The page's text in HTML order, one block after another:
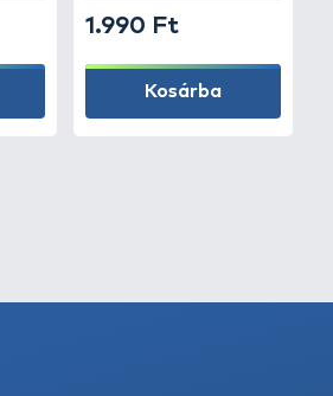
1.990 Ft
Kosárba